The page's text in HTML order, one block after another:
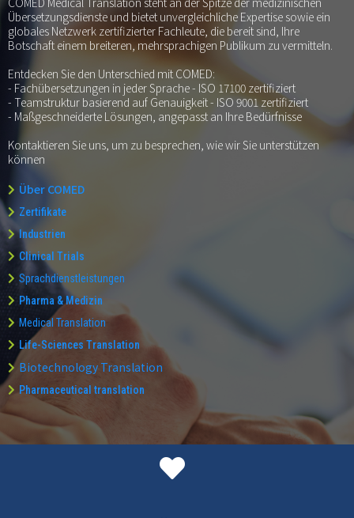
Übersetzungsdienste und bietet unvergleichliche Expertise sowie ein
globales Netzwerk zertifizierter Fachleute, die bereit sind, Ihre
Botschaft einem breiteren, mehrsprachigen Publikum zu vermitteln.
Entdecken Sie den Unterschied mit COMED:
- Fachübersetzungen in jeder Sprache - ISO 17100 zertifiziert
- Teamstruktur basierend auf Genauigkeit - ISO 9001 zertifiziert
- Maßgeschneiderte Lösungen, angepasst an Ihre Bedürfnisse
Kontaktieren Sie uns, um zu besprechen, wie wir Sie unterstützen
können
Über COMED
Zertifikate
Industrien
Clinical Trials
Sprachdienstleistungen
Pharma & Medizin
Medical Translation
Life-Sciences Translation
Biotechnology Translation
Pharmaceutical translation